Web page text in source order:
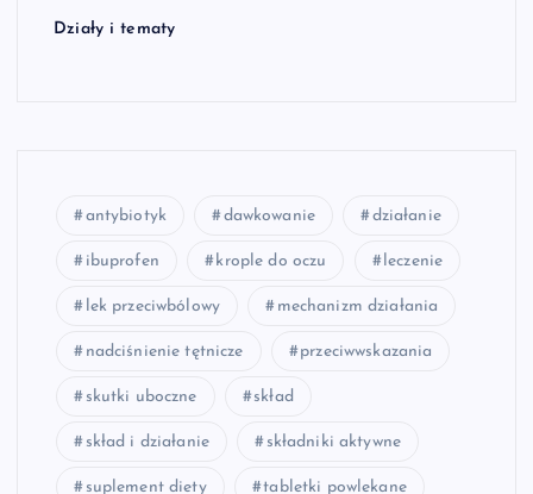
Działy i tematy
antybiotyk dawkowanie działanie
ibuprofen krople do oczu leczenie
lek przeciwbólowy mechanizm działania
nadciśnienie tętnicze przeciwwskazania
skutki uboczne skład
skład i działanie składniki aktywne
suplement diety tabletki powlekane